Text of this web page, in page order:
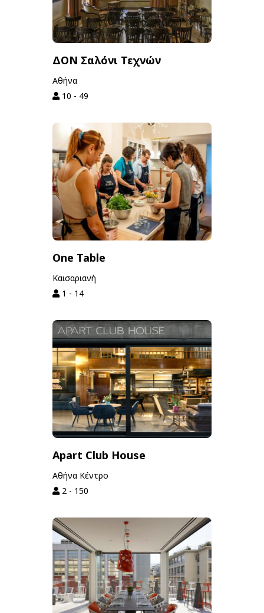
ΔΟΝ Σαλόνι Τεχνών
Αθήνα
10 - 49
One Table
Καισαριανή
1 - 14
Apart Club House
Αθήνα Κέντρο
2 - 150